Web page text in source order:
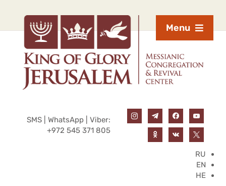
Menu
SMS | WhatsApp | Viber:
+972 545 371 805
RU
EN
HE